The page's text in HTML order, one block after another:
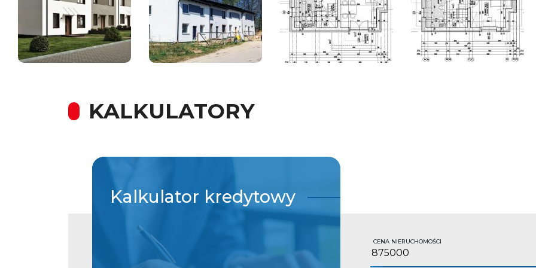
KALKULATORY
Kalkulator kredytowy
CENA NIERUCHOMOŚCI